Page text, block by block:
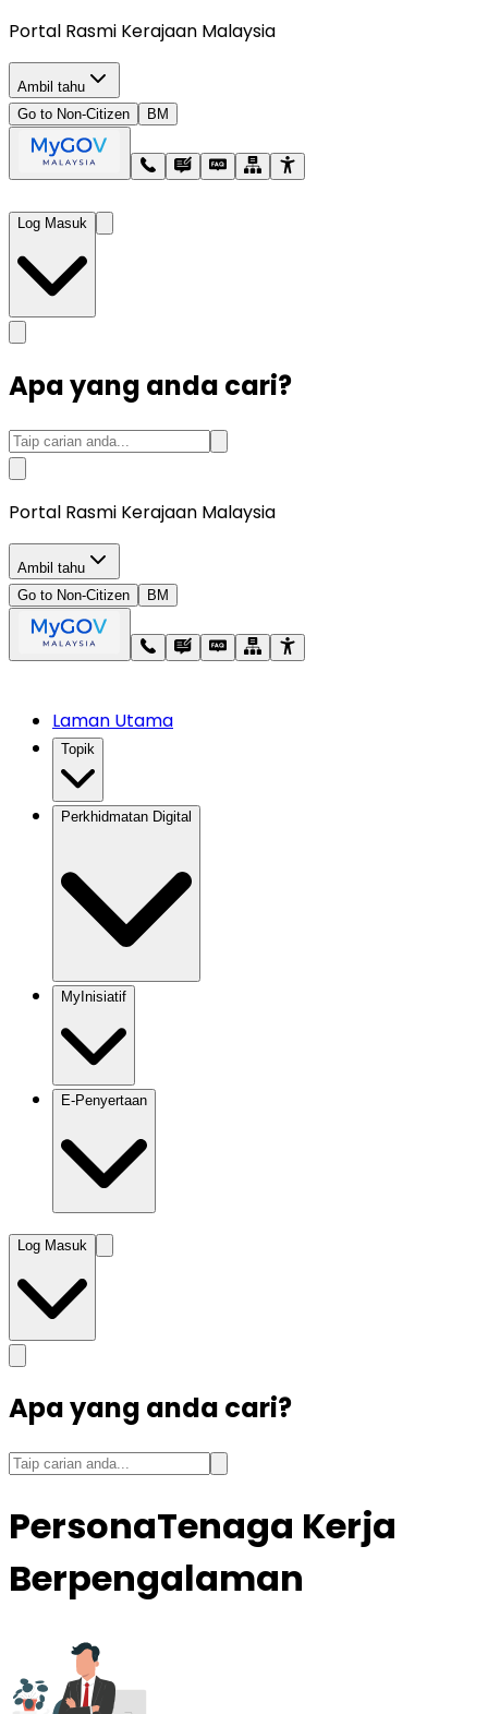
Portal Rasmi Kerajaan Malaysia
Ambil tahu
Go to Non-Citizen
BM
Log Masuk
Apa yang anda cari?
Portal Rasmi Kerajaan Malaysia
Ambil tahu
Go to Non-Citizen
BM
Laman Utama
Topik
Perkhidmatan Digital
MyInisiatif
E-Penyertaan
Log Masuk
Apa yang anda cari?
PersonaTenaga Kerja
Berpengalaman